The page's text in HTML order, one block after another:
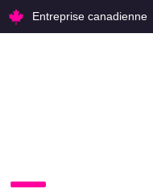
Entreprise canadienne